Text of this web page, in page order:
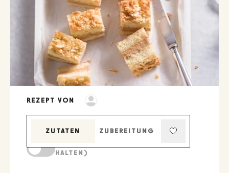
REZEPT VON
ZUTATEN
ZUBEREITUNG
HALTEN)